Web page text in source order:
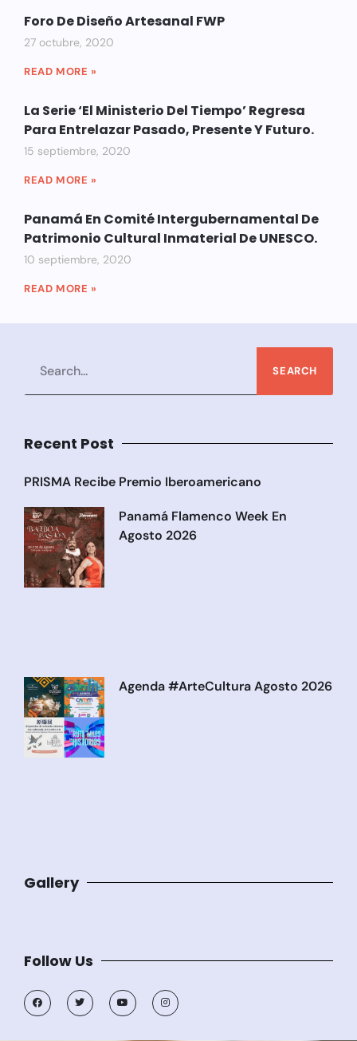
Foro De Diseño Artesanal FWP
27 octubre, 2020
READ MORE »
La Serie ‘El Ministerio Del Tiempo’ Regresa
Para Entrelazar Pasado, Presente Y Futuro.
15 septiembre, 2020
READ MORE »
Panamá En Comité Intergubernamental De
Patrimonio Cultural Inmaterial De UNESCO.
10 septiembre, 2020
READ MORE »
SEARCH
Recent Post
PRISMA Recibe Premio Iberoamericano
Panamá Flamenco Week En
Agosto 2026
Agenda #ArteCultura Agosto 2026
Gallery
Follow Us